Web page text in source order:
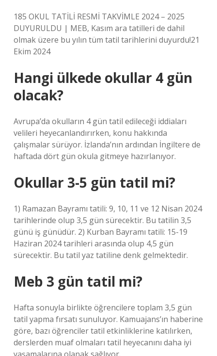
185 OKUL TATİLİ RESMİ TAKVİMLE 2024 – 2025
DUYURULDU | MEB, Kasım ara tatilleri de dahil
olmak üzere bu yılın tüm tatil tarihlerini duyurdu!21
Ekim 2024
Hangi ülkede okullar 4 gün
olacak?
Avrupa’da okulların 4 gün tatil edileceği iddiaları
velileri heyecanlandırırken, konu hakkında
çalışmalar sürüyor. İzlanda’nın ardından İngiltere de
haftada dört gün okula gitmeye hazırlanıyor.
Okullar 3-5 gün tatil mi?
1) Ramazan Bayramı tatili: 9, 10, 11 ve 12 Nisan 2024
tarihlerinde olup 3,5 gün sürecektir. Bu tatilin 3,5
günü iş günüdür. 2) Kurban Bayramı tatili: 15-19
Haziran 2024 tarihleri ​​arasında olup 4,5 gün
sürecektir. Bu tatil yaz tatiline denk gelmektedir.
Meb 3 gün tatil mi?
Hafta sonuyla birlikte öğrencilere toplam 3,5 gün
tatil yapma fırsatı sunuluyor. Kamuajans’ın haberine
göre, bazı öğrenciler tatil etkinliklerine katılırken,
derslerden muaf olmaları tatil heyecanını daha iyi